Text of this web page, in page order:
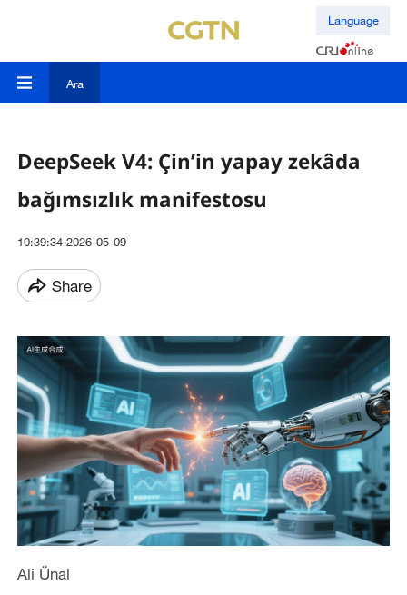
Language
Ara
DeepSeek V4: Çin’in yapay zekâda
bağımsızlık manifestosu
10:39:34 2026-05-09
Share
Ali Ünal